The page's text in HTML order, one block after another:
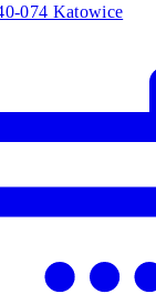
074 Katowice